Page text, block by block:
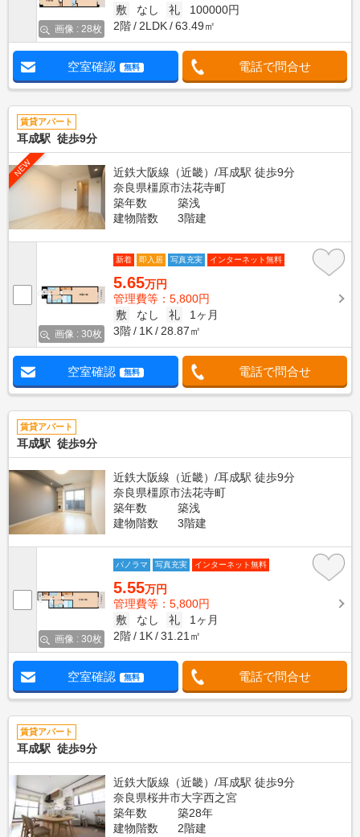
画像 : 28枚
敷 なし 礼
100000円
2階
2LDK 63.49㎡
空室確認 無料 電話で問合せ
賃貸アパート
耳成駅 徒歩9分
NEW
近鉄大阪線（近畿）/耳成駅 徒歩9分
奈良県橿原市法花寺町
築年数
築浅
建物階数
3階建
画像 : 30枚
新着 即入居 写真充実 インターネット無料
5.65万円
管理費等：5,800円
敷
なし 礼
1ヶ月
3階
1K 28.87㎡
空室確認 無料 電話で問合せ
賃貸アパート
耳成駅 徒歩9分
近鉄大阪線（近畿）/耳成駅 徒歩9分
奈良県橿原市法花寺町
築年数
築浅
建物階数
3階建
画像 : 30枚
パノラマ 写真充実 インターネット無料
5.55万円
管理費等：5,800円
敷
なし 礼
1ヶ月
2階
1K 31.21㎡
空室確認 無料 電話で問合せ
賃貸アパート
耳成駅 徒歩9分
近鉄大阪線（近畿）/耳成駅 徒歩9分
奈良県桜井市大字西之宮
築年数
築28年
建物階数
2階建